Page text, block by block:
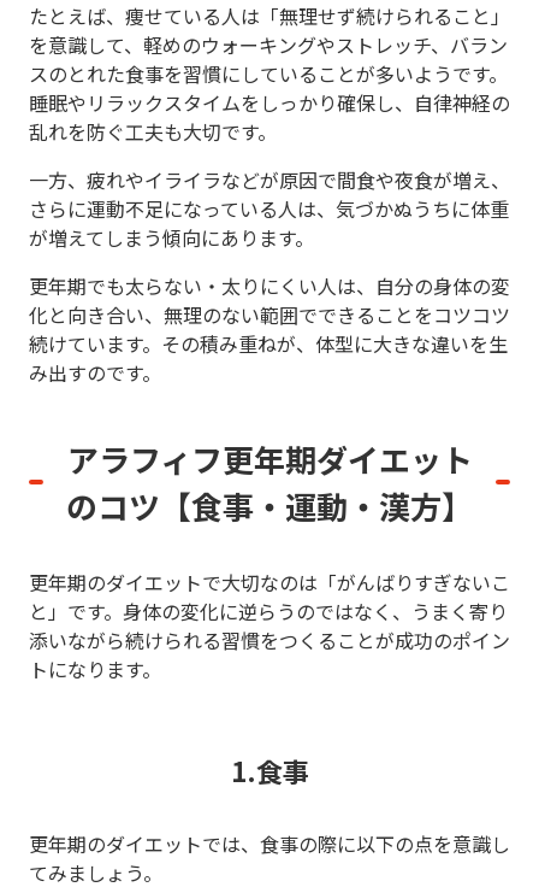
たとえば、痩せている人は「無理せず続けられること」
を意識して、軽めのウォーキングやストレッチ、バラン
スのとれた食事を習慣にしていることが多いようです。
睡眠やリラックスタイムをしっかり確保し、自律神経の
乱れを防ぐ工夫も大切です。
一方、疲れやイライラなどが原因で間食や夜食が増え、
さらに運動不足になっている人は、気づかぬうちに体重
が増えてしまう傾向にあります。
更年期でも太らない・太りにくい人は、自分の身体の変
化と向き合い、無理のない範囲でできることをコツコツ
続けています。その積み重ねが、体型に大きな違いを生
み出すのです。
アラフィフ更年期ダイエット
のコツ 【食事・運動・漢方】
更年期のダイエットで大切なのは「がんばりすぎないこ
と」です。身体の変化に逆らうのではなく、うまく寄り
添いながら続けられる習慣をつくることが成功のポイン
トになります。
1.食事
更年期のダイエットでは、食事の際に以下の点を意識し
てみましょう。